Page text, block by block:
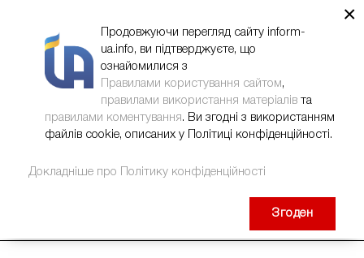
×
Продовжуючи перегляд сайту inform-
ua.info, ви підтверджуєте, що
ознайомилися з
Правилами користування сайтом,
правилами використання матеріалів та
правилами коментування. Ви згодні з використанням
файлів cookie, описаних у Політиці конфіденційності.
Докладніше про Політику конфіденційності
Згоден